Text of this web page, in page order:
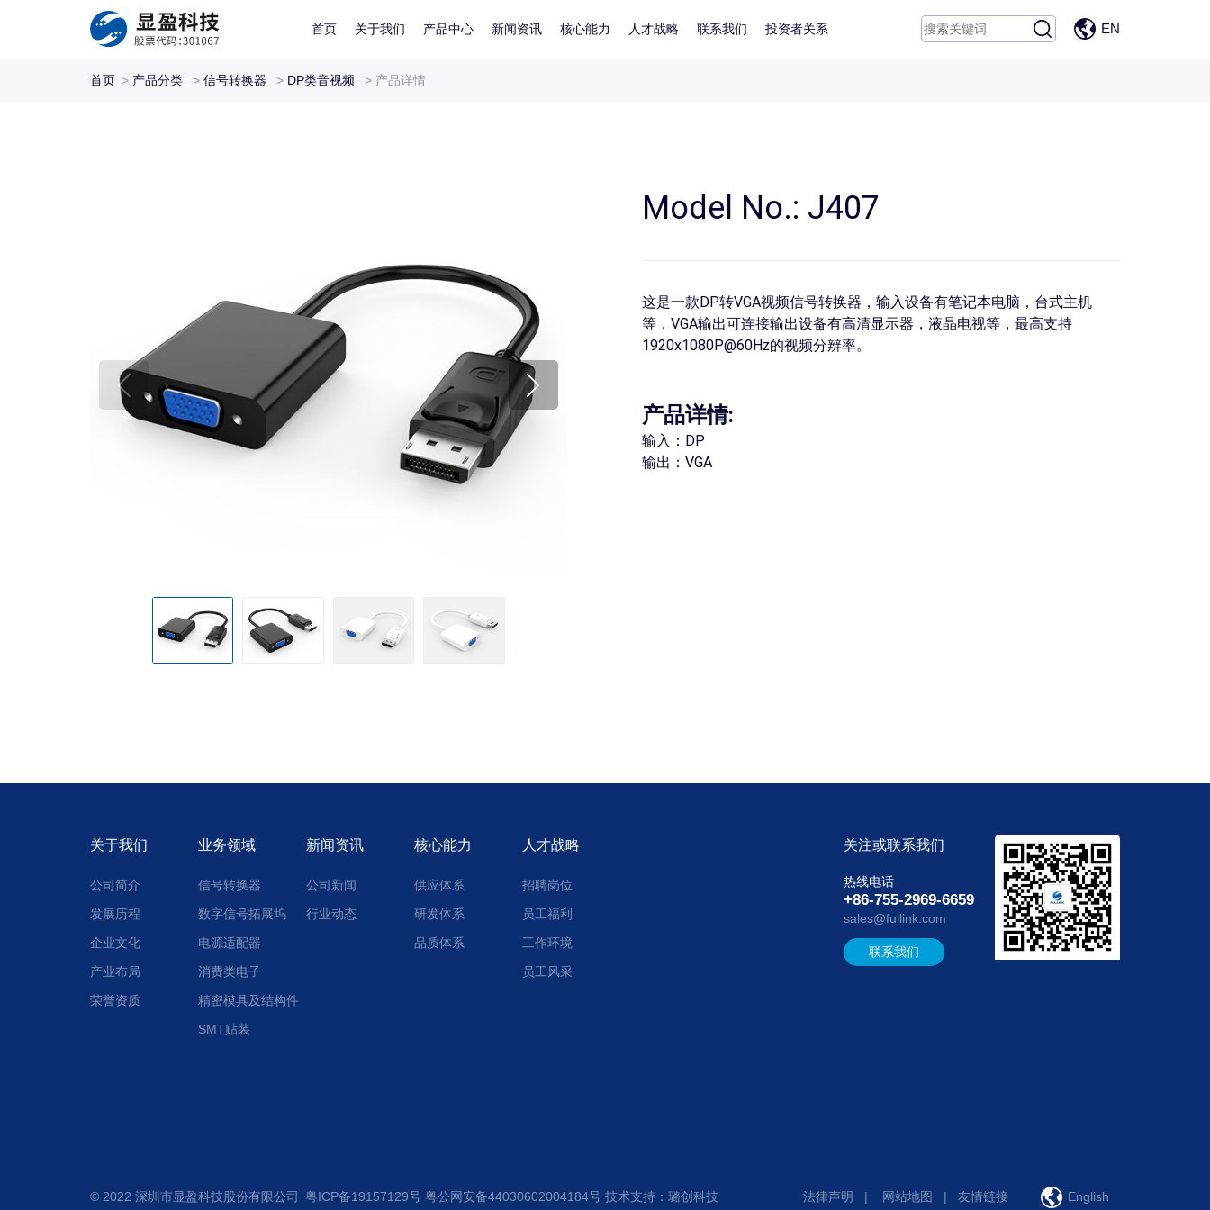
首页 关于我们 产品中心 新闻资讯 核心能力 人才战略 联系我们 投资者关系 EN
首页 > 产品分类 > 信号转换器 > DP类音视频 > 产品详情
Model No.: J407
这是一款DP转VGA视频信号转换器，输入设备有笔记本电脑，台式主机
等，VGA输出可连接输出设备有高清显示器，液晶电视等，最高支持
1920x1080P@60Hz的视频分辨率。
产品详情:
输入：DP
输出：VGA
关于我们
公司简介
发展历程
企业文化
产业布局
荣誉资质
业务领域
信号转换器
数字信号拓展坞
电源适配器
消费类电子
精密模具及结构件
SMT贴装
新闻资讯
公司新闻
行业动态
核心能力
供应体系
研发体系
品质体系
人才战略
招聘岗位
员工福利
工作环境
员工风采
关注或联系我们
热线电话
+86-755-2969-6659
sales@fullink.com
联系我们
© 2022 深圳市显盈科技股份有限公司 粤ICP备19157129号 粤公网安备44030602004184号 技术支持： 璐创科技 法律声明 | 网站地图 | 友情链接 English